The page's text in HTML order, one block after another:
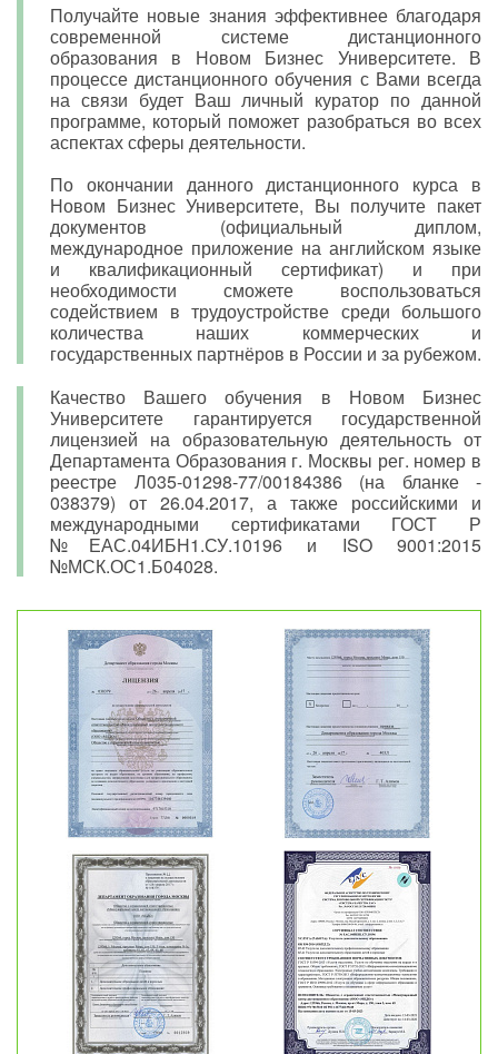
Получайте новые знания эффективнее благодаря
современной системе дистанционного
образования в Новом Бизнес Университете. В
процессе дистанционного обучения с Вами всегда
на связи будет Ваш личный куратор по данной
программе, который поможет разобраться во всех
аспектах сферы деятельности.
По окончании данного дистанционного курса в
Новом Бизнес Университете, Вы получите пакет
документов (официальный диплом,
международное приложение на английском языке
и квалификационный сертификат) и при
необходимости сможете воспользоваться
содействием в трудоустройстве среди большого
количества наших коммерческих и
государственных партнёров в России и за рубежом.
Качество Вашего обучения в Новом Бизнес
Университете гарантируется государственной
лицензией на образовательную деятельность от
Департамента Образования г. Москвы рег. номер в
реестре Л035-01298-77/00184386 (на бланке -
038379) от 26.04.2017, а также российскими и
международными сертификатами ГОСТ Р
№ЕАС.04ИБН1.СУ.10196 и ISO 9001:2015
№МСК.ОС1.Б04028.